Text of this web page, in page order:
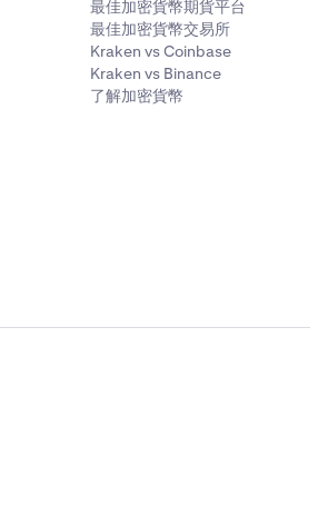
最佳加密貨幣期貨平台
最佳加密貨幣交易所
Kraken vs Coinbase
Kraken vs Binance
了解加密貨幣